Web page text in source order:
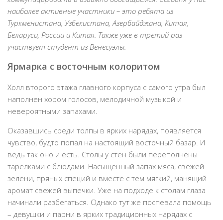
наиболее активные участники – это ребята из
Туркменистана, Узбекистана, Азербайджана, Китая,
Беларуси, России и Китая. Также уже в третий раз
участвует студент из Венесуэлы.
Ярмарка с восточным колоритом
Холл второго этажа главного корпуса с самого утра был
наполнен хором голосов, мелодичной музыкой и
невероятными запахами.
Оказавшись среди толпы в ярких нарядах, появляется
чувство, будто попал на настоящий восточный базар. И
ведь так оно и есть. Столы у стен были переполнены
тарелками с блюдами. Насыщенный запах мяса, свежей
зелени, пряных специй и вместе с тем мягкий, манящий
аромат свежей выпечки. Уже на подходе к столам глаза
начинали разбегаться. Однако тут же поспевала помощь
– девушки и парни в ярких традиционных нарядах с